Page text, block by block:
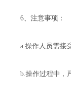
6、注意事项：
a.操作人员需接受
b.操作过程中，严